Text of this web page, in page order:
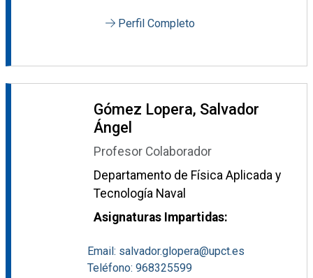
Perfil Completo
Gómez Lopera, Salvador
Ángel
Profesor Colaborador
Departamento de Física Aplicada y
Tecnología Naval
Asignaturas Impartidas:
Email: salvador.glopera@upct.es
Teléfono: 968325599